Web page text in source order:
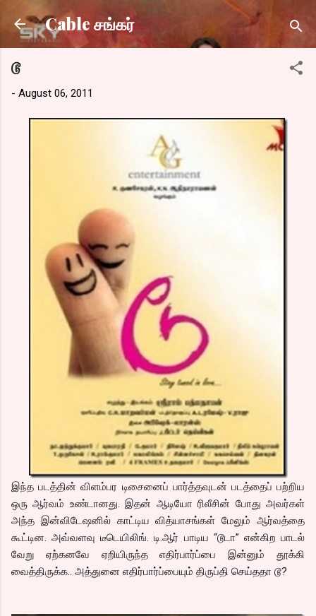
Skip to main content
Cable சங்கர்
டூ
- August 06, 2011
இந்த படத்தின் விளம்பர டிசைனைப் பார்த்தவுடன் படத்தைப் பற்றிய
ஒரு ஆர்வம் உண்டானது. இதன் ஆடியோ ரிலீசின் போது அவர்கள்
அந்த இன்விடேஷனில் காட்டிய வித்யாசங்கள் மேலும் ஆர்வத்தை
கூட்டின. அவ்வளவு டீடெயிலிங். டி.ஆர் பாடிய “டூடா” என்கிற பாடல்
வேறு ஏற்கனவே ஏறியிருந்த எதிர்பார்ப்பை இன்னும் தூக்கி
வைத்திருக்க.. அத்துனை எதிர்பார்ப்பையும் திருப்தி செய்ததா டூ?